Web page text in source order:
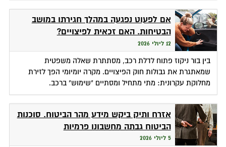
אם לפעוט נפגעה במהלך חגירתו במושב
הבטיחות. האם זכאית לפיצויים?
12 ליולי 2026
בין בור ניקוז פתוח לדלת רכב, מסתתרת שאלה משפטית
שמאתגרת את גבולות חוק הפיצויים. מקרה יומיומי הפך לזירת
מחלוקת עקרונית: מתי מתחיל ומסתיים "שימוש" ברכב.
אזרח ותיק ביקש מידע מהר הביטוח. סוכנות
הביטוח גבתה מחשבונו פרמיות
5 ליולי 2026